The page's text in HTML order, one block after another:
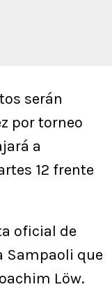
serán
por torneo
a
12 frente
oficial de
Sampaoli que
Löw.